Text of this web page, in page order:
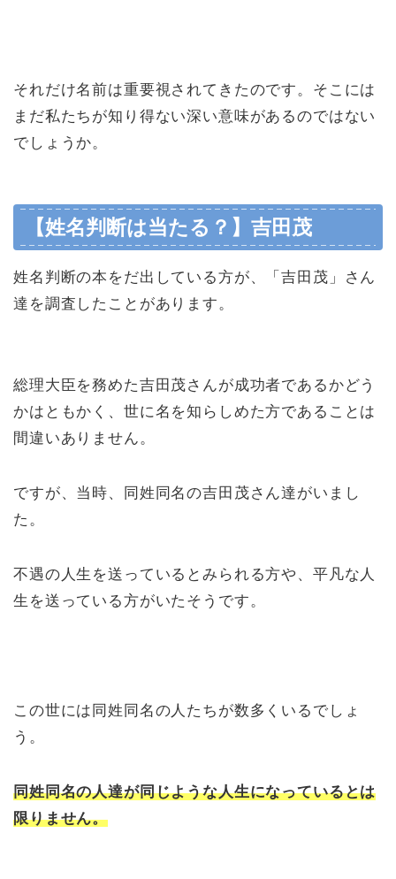
それだけ名前は重要視されてきたのです。そこには
まだ私たちが知り得ない深い意味があるのではない
でしょうか。
【姓名判断は当たる？】吉田茂
姓名判断の本をだ出している方が、「吉田茂」さん
達を調査したことがあります。
総理大臣を務めた吉田茂さんが成功者であるかどう
かはともかく、世に名を知らしめた方であることは
間違いありません。
ですが、当時、同姓同名の吉田茂さん達がいまし
た。
不遇の人生を送っているとみられる方や、平凡な人
生を送っている方がいたそうです。
この世には同姓同名の人たちが数多くいるでしょ
う。
同姓同名の人達が同じような人生になっているとは
限りません。